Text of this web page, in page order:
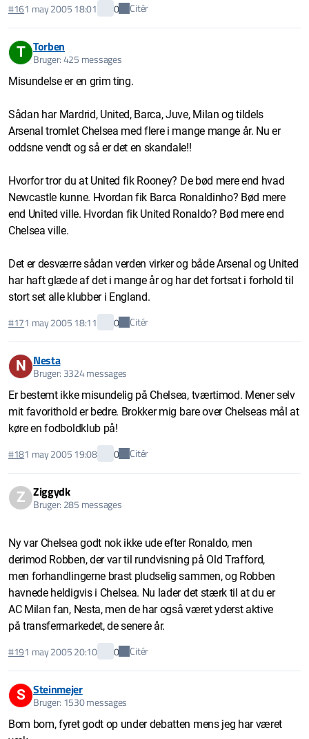
#161 may 2005 18:01 0 Citér
T Torben
Bruger: 425 messages
Misundelse er en grim ting.
Sådan har Mardrid, United, Barca, Juve, Milan og tildels
Arsenal tromlet Chelsea med flere i mange mange år. Nu er
oddsne vendt og så er det en skandale!!
Hvorfor tror du at United fik Rooney? De bød mere end hvad
Newcastle kunne. Hvordan fik Barca Ronaldinho? Bød mere
end United ville. Hvordan fik United Ronaldo? Bød mere end
Chelsea ville.
Det er desværre sådan verden virker og både Arsenal og United
har haft glæde af det i mange år og har det fortsat i forhold til
stort set alle klubber i England.
#171 may 2005 18:11 0 Citér
N Nesta
Bruger: 3324 messages
Er bestemt ikke misundelig på Chelsea, tværtimod. Mener selv
mit favorithold er bedre. Brokker mig bare over Chelseas mål at
køre en fodboldklub på!
#181 may 2005 19:08 0 Citér
Z Ziggydk
Bruger: 285 messages
Ny var Chelsea godt nok ikke ude efter Ronaldo, men
derimod Robben, der var til rundvisning på Old Trafford,
men forhandlingerne brast pludselig sammen, og Robben
havnede heldigvis i Chelsea. Nu lader det stærk til at du er
AC Milan fan, Nesta, men de har også været yderst aktive
på transfermarkedet, de senere år.
#191 may 2005 20:10 0 Citér
S Steinmejer
Bruger: 1530 messages
Bom bom, fyret godt op under debatten mens jeg har været